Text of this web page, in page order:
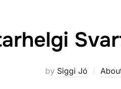
by Siggi Jó